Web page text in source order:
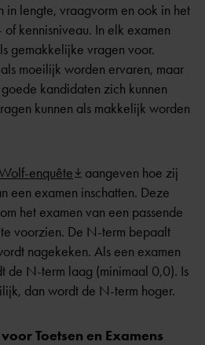
in lengte, vraagvorm en ook in het
kennisniveau. In elk examen
gemakkelijke vragen voor.
moeilijk worden ervaren, maar
kandidaten zich kunnen
kunnen als makkelijk worden
enquête
aangeven hoe zij
een examen inschatten. Deze
het examen van een passende
voorzien. De N-term bepaalt
nagekeken. Als een examen
de N-term laag (minimaal 0,0). Is
dan wordt de N-term hoger.
Toetsen en Examens